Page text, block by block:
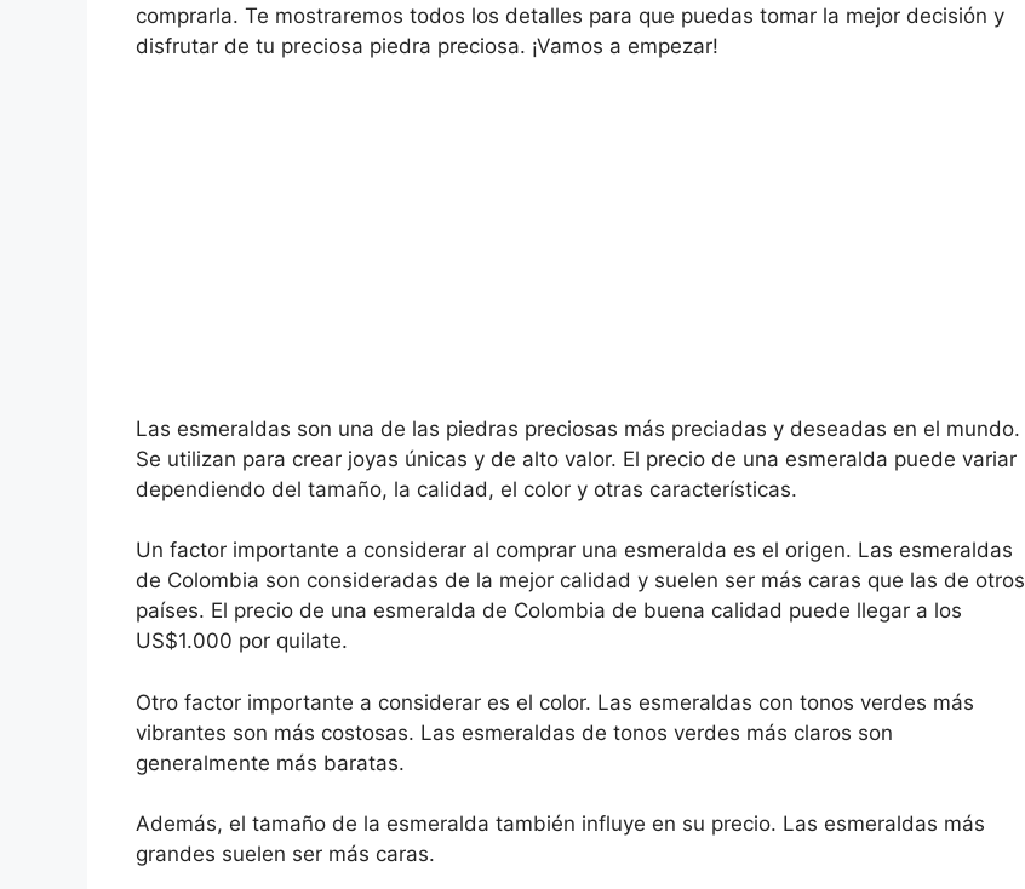
comprarla. Te mostraremos todos los detalles para que puedas tomar la mejor decisión y
disfrutar de tu preciosa piedra preciosa. ¡Vamos a empezar!
Las esmeraldas son una de las piedras preciosas más preciadas y deseadas en el mundo.
Se utilizan para crear joyas únicas y de alto valor. El precio de una esmeralda puede variar
dependiendo del tamaño, la calidad, el color y otras características.
Un factor importante a considerar al comprar una esmeralda es el origen. Las esmeraldas
de Colombia son consideradas de la mejor calidad y suelen ser más caras que las de otros
países. El precio de una esmeralda de Colombia de buena calidad puede llegar a los
US$1.000 por quilate.
Otro factor importante a considerar es el color. Las esmeraldas con tonos verdes más
vibrantes son más costosas. Las esmeraldas de tonos verdes más claros son
generalmente más baratas.
Además, el tamaño de la esmeralda también influye en su precio. Las esmeraldas más
grandes suelen ser más caras.